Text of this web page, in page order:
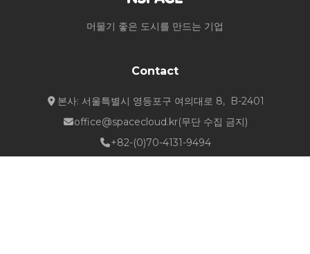
머물기 좋은 도시를 만드는 기업
Contact
본사: 서울특별시 영등포구 여의대로 8, B-2401
office@spacecloud.kr(무단 수집 금지)
+82-(0)70-4131-9494